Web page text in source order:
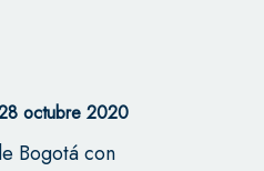
octubre 2020
Bogotá con